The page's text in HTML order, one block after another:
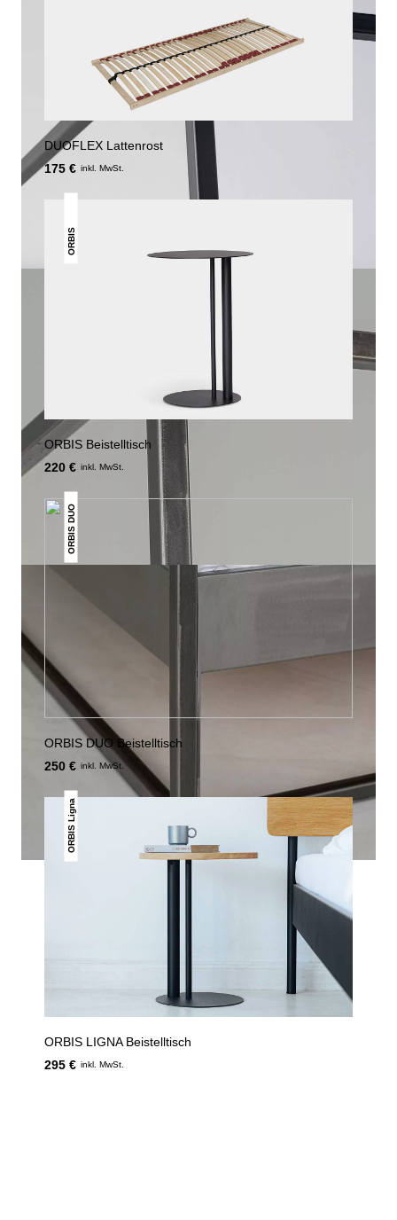
DUOFLEX Lattenrost
175 € inkl. MwSt.
ORBIS
ORBIS Beistelltisch
220 € inkl. MwSt.
ORBIS DUO
ORBIS DUO Beistelltisch
250 € inkl. MwSt.
ORBIS Ligna
ORBIS LIGNA Beistelltisch
295 € inkl. MwSt.